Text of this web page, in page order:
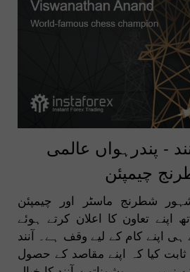
- پندرہواں عالمی
چیمپئن
شطرنج ماسٹر اور چیمپئن
اپنے تعاون کا اعلان کرتے ہوئے
اپنے کام کے لیے وقف ہے۔ آنند
کیا کہ اپنے مقاصد کے حصول